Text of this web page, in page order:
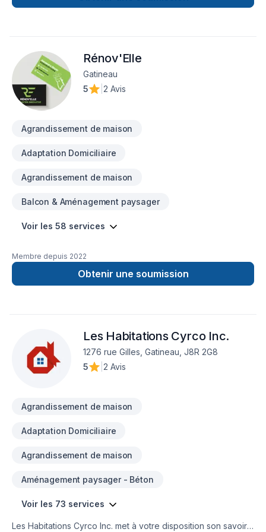
Rénov'Elle
Gatineau
5
2 Avis
Agrandissement de maison
Adaptation Domiciliaire
Agrandissement de maison
Balcon & Aménagement paysager
Voir les 58 services
Membre depuis 2022
Obtenir une soumission
Les Habitations Cyrco Inc.
1276 rue Gilles, Gatineau, J8R 2G8
5
2 Avis
Agrandissement de maison
Adaptation Domiciliaire
Agrandissement de maison
Aménagement paysager - Béton
Voir les 73 services
Les Habitations Cyrco Inc. met à votre disposition son savoir-